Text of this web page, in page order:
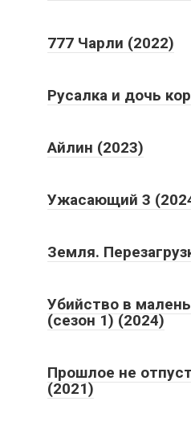
777 Чарли (2022)
Русалка и дочь
Айлин (2023)
Ужасающий 3
Земля.
Убийство в
(сезон 1) (2024)
Прошлое не
(2021)